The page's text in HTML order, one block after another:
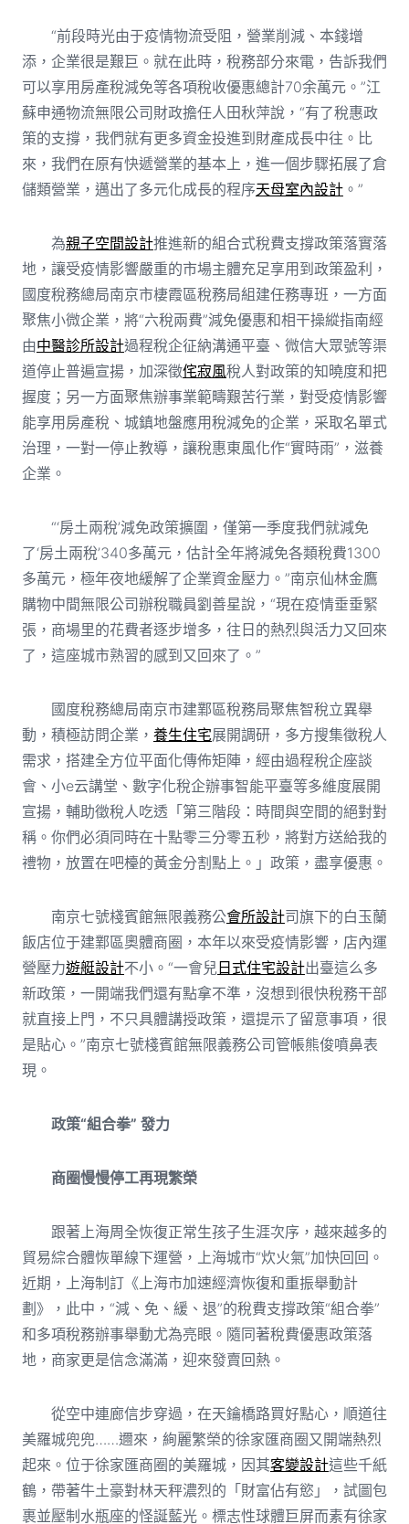
“前段時光由于疫情物流受阻，營業削減、本錢增
添，企業很是艱巨。就在此時，稅務部分來電，告訴我們
可以享用房產稅減免等各項稅收優惠總計70余萬元。”江
蘇申通物流無限公司財政擔任人田秋萍說，“有了稅惠政
策的支撐，我們就有更多資金投進到財產成長中往。比
來，我們在原有快遞營業的基本上，進一個步驟拓展了倉
儲類營業，邁出了多元化成長的程序天母室內設計。”
為親子空間設計推進新的組合式稅費支撐政策落實落
地，讓受疫情影響嚴重的市場主體充足享用到政策盈利，
國度稅務總局南京市棲霞區稅務局組建任務專班，一方面
聚焦小微企業，將“六稅兩費”減免優惠和相干操縱指南經
由中醫診所設計過程稅企征納溝通平臺、微信大眾號等渠
道停止普遍宣揚，加深徵侘寂風稅人對政策的知曉度和把
握度；另一方面聚焦辦事業範疇艱苦行業，對受疫情影響
能享用房產稅、城鎮地盤應用稅減免的企業，采取名單式
治理，一對一停止教導，讓稅惠東風化作“實時雨”，滋養
企業。
“‘房土兩稅’減免政策擴圍，僅第一季度我們就減免
了‘房土兩稅’340多萬元，估計全年將減免各類稅費1300
多萬元，極年夜地緩解了企業資金壓力。”南京仙林金鷹
購物中間無限公司辦稅職員劉善星說，“現在疫情垂垂緊
張，商場里的花費者逐步增多，往日的熱烈與活力又回來
了，這座城市熟習的感到又回來了。”
國度稅務總局南京市建鄴區稅務局聚焦智稅立異舉
動，積極訪問企業， 養生住宅展開調研，多方搜集徵稅人
需求，搭建全方位平面化傳佈矩陣，經由過程稅企座談
會、小e云講堂、數字化稅企辦事智能平臺等多維度展開
宣揚，輔助徵稅人吃透「第三階段：時間與空間的絕對對
稱。你們必須同時在十點零三分零五秒，將對方送給我的
禮物，放置在吧檯的黃金分割點上。」政策，盡享優惠。
南京七號棧賓館無限義務公會所設計司旗下的白玉蘭
飯店位于建鄴區奧體商圈，本年以來受疫情影響，店內運
營壓力遊艇設計不小。“一會兒日式住宅設計出臺這么多
新政策，一開端我們還有點拿不準，沒想到很快稅務干部
就直接上門，不只具體講授政策，還提示了留意事項，很
是貼心。”南京七號棧賓館無限義務公司管帳熊俊噴鼻表
現。
政策“組合拳” 發力
商圈慢慢停工再現繁榮
跟著上海周全恢復正常生孩子生涯次序，越來越多的
貿易綜合體恢單線下運營，上海城市“炊火氣”加快回回。
近期，上海制訂《上海市加速經濟恢復和重振舉動計
劃》，此中，“減、免、緩、退”的稅費支撐政策“組合拳”
和多項稅務辦事舉動尤為亮眼。隨同著稅費優惠政策落
地，商家更是信念滿滿，迎來發賣回熱。
從空中連廊信步穿過，在天鑰橋路買好點心，順道往
美羅城兜兜……邇來，絢麗繁榮的徐家匯商圈又開端熱烈
起來。位于徐家匯商圈的美羅城，因其客變設計這些千紙
鶴，帶著牛土豪對林天秤濃烈的「財富佔有慾」，試圖包
裹並壓制水瓶座的怪誕藍光。標志性球體巨屏而素有徐家